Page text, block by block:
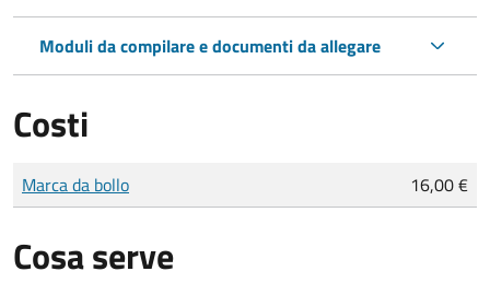
Moduli da compilare e documenti da allegare
Costi
Tipo di pagamento
Importo
Marca da bollo 16,00 €
Cosa serve